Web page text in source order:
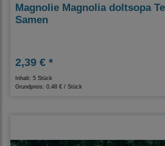
Magnolie Magnolia doltsopa
Samen
2,39 € *
Inhalt: 5 Stück
Grundpreis: 0,48 € / Stück